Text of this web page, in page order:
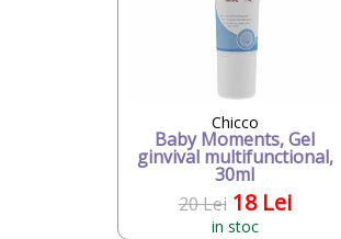
Chicco
Baby Moments, Gel
ginvival multifunctional,
30ml
20 Lei 18 Lei
in stoc